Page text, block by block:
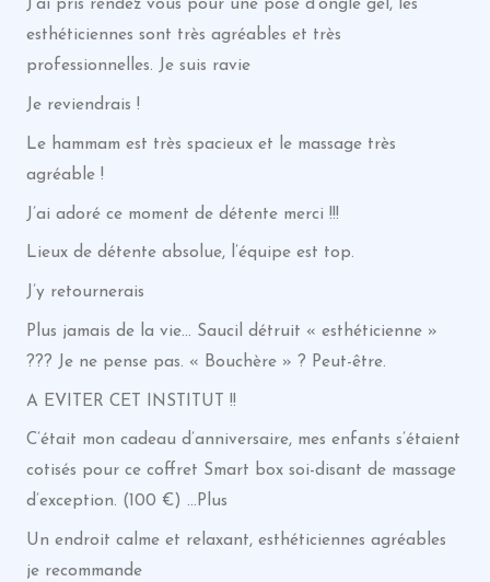
J’ai pris rendez vous pour une pose d’ongle gel, les
esthéticiennes sont très agréables et très
professionnelles. Je suis ravie
Je reviendrais !
Le hammam est très spacieux et le massage très
agréable !
J’ai adoré ce moment de détente merci !!!
Lieux de détente absolue, l’équipe est top.
J’y retournerais
Plus jamais de la vie… Saucil détruit « esthéticienne »
??? Je ne pense pas. « Bouchère » ? Peut-être.
A EVITER CET INSTITUT !!
C’était mon cadeau d’anniversaire, mes enfants s’étaient
cotisés pour ce coffret Smart box soi-disant de massage
d’exception. (100 €) …Plus
Un endroit calme et relaxant, esthéticiennes agréables
je recommande